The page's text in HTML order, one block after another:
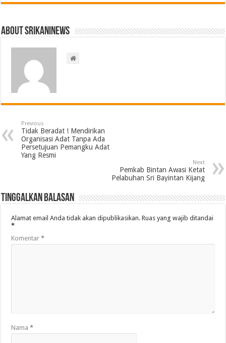
About srikaninews
Previous
Tidak Beradat ! Mendirikan
Organisasi Adat Tanpa Ada
Persetujuan Pemangku Adat
Yang Resmi
Next
Pemkab Bintan Awasi Ketat
Pelabuhan Sri Bayintan Kijang
Tinggalkan Balasan
Alamat email Anda tidak akan dipublikasikan. Ruas yang wajib ditandai
*
Komentar*
Nama*